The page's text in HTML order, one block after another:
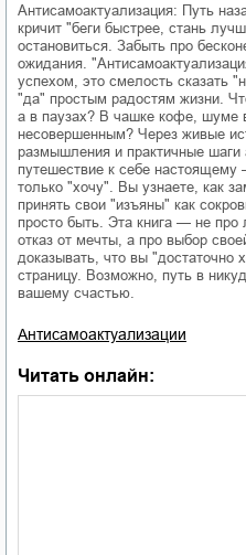
Антисамоактуализация: Путь
кричит "беги быстрее, стань
остановиться. Забыть про
ожидания.
успехом, это смелость сказать
"да" простым радостям жизни.
а в паузах? В чашке кофе, шуме
несовершенным? Через живые
размышления и практичные
путешествие к себе
только "хочу". Вы узнаете, как
принять свои "изъяны" как
просто быть. Эта книга — не
отказ от мечты, а про выбор
доказывать, что вы "достаточно
страницу. Возможно, путь в
вашему счастью.
Антисамоактуализации
Читать онлайн: